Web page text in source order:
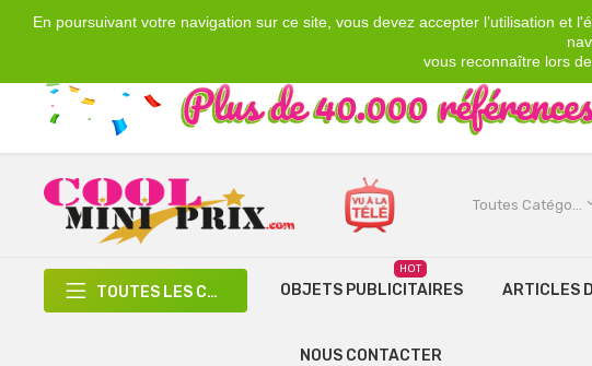
En poursuivant votre navigation sur ce site, vous devez accepter l’utilisation
vous reconnaître lors
Emplacement
Devise
Toutes Catégories
TOUTES LES CATÉGORIES OBJETS PUBLICITAIRES
HOT
ARTICLES
NOUS CONTACTER